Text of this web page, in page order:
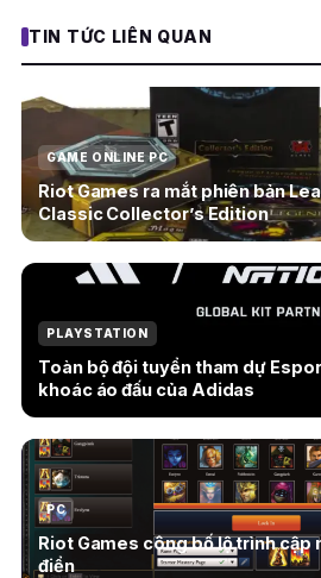
TIN TỨC LIÊN QUAN
GAME ONLINE PC
Riot Games ra mắt phiên bản
Classic Collector’s Edition
PLAYSTATION
Toàn bộ đội tuyển tham dự
khoác áo đấu của Adidas
PC
Riot Games công bố lộ trình cập
điển